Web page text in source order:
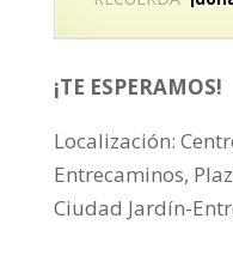
¡TE ESPERAMOS!
Localización:
Entrecaminos,
Ciudad Jardín-